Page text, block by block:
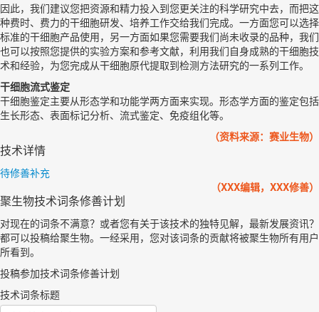
因此，我们建议您把资源和精力投入到您更关注的科学研究中去，而把这
种费时、费力的干细胞研发、培养工作交给我们完成。一方面您可以选择
标准的干细胞产品使用，另一方面如果您需要我们尚未收录的品种，我们
也可以按照您提供的实验方案和参考文献，利用我们自身成熟的干细胞技
术和经验，为您完成从干细胞原代提取到检测方法研究的一系列工作。
干细胞流式鉴定
干细胞鉴定主要从形态学和功能学两方面来实现。形态学方面的鉴定包括
生长形态、表面标记分析、流式鉴定、免疫组化等。
（资料来源：赛业生物）
技术详情
待修善补充
（XXX编辑，XXX修善）
聚生物技术词条修善计划
对现在的词条不满意？或者您有关于该技术的独特见解，最新发展资讯？
都可以投稿给聚生物。一经采用，您对该词条的贡献将被聚生物所有用户
所看到。
投稿参加技术词条修善计划
技术词条标题